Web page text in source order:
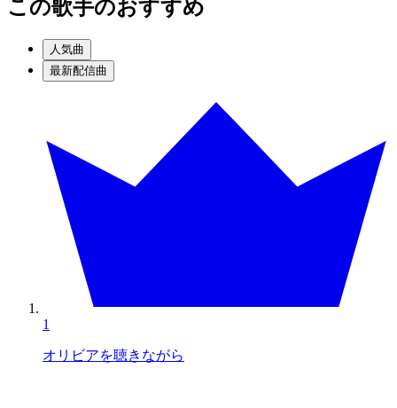
この歌手のおすすめ
人気曲
最新配信曲
1
オリビアを聴きながら